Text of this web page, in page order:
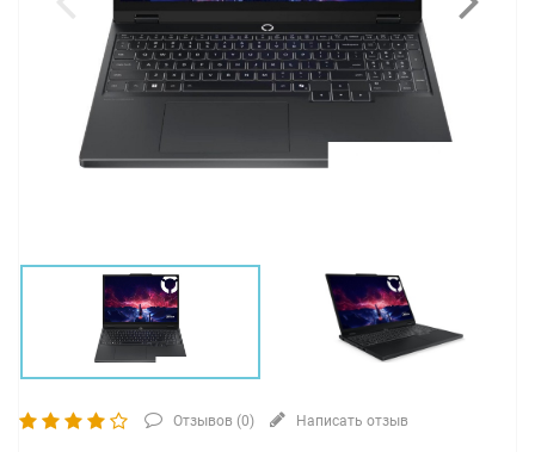
Отзывов (0) Написать отзыв